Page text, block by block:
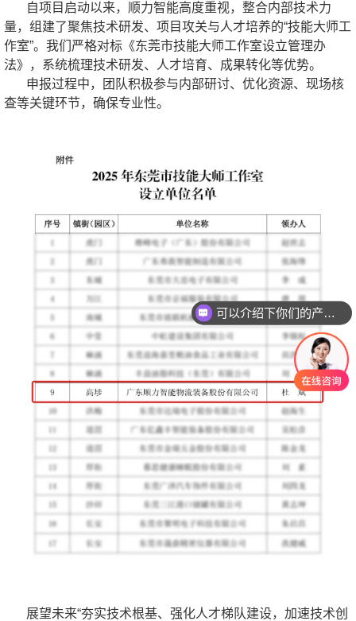
自项目启动以来，顺力智能高度重视，整合内部技术力
量，组建了聚焦技术研发、项目攻关与人才培养的“技能大师工
作室”。我们严格对标《东莞市技能大师工作室设立管理办
法》，系统梳理技术研发、人才培育、成果转化等优势。
申报过程中，团队积极参与内部研讨、优化资源、现场核
查等关键环节，确保专业性。
展望未来“夯实技术根基、强化人才梯队建设，加速技术创
可以介绍下你们的产品么？